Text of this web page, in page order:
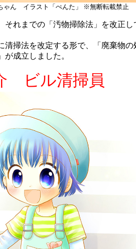
ゃん イラスト「ぺんた」 ※無断転載禁止
れまでの「汚物掃除法」を改正し
掃法を改定する形で、「廃棄物の
成立しました。
ビル清掃員